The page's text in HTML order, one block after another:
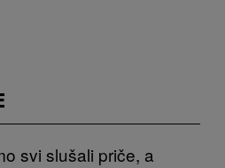
svi slušali priče, a